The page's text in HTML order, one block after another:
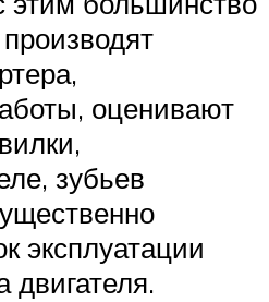
оценивают
зубьев
эксплуатации
двигателя.